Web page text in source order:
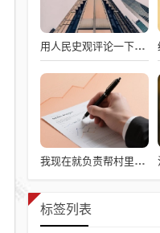
用人民史观评论一下澎湖海战
我现在就负责帮村里申请建房的工作，现在村里不是盖不起，是没地没指标！
标签列表